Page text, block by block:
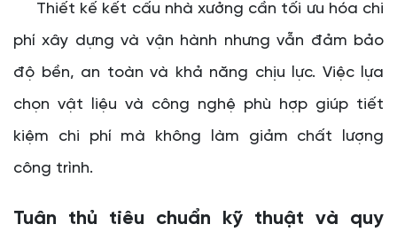
Thiết kế kết cấu nhà xưởng cần tối ưu hóa chi
phí xây dựng và vận hành nhưng vẫn đảm bảo
độ bền, an toàn và khả năng chịu lực. Việc lựa
chọn vật liệu và công nghệ phù hợp giúp tiết
kiệm chi phí mà không làm giảm chất lượng
công trình.
Tuân thủ tiêu chuẩn kỹ thuật và quy